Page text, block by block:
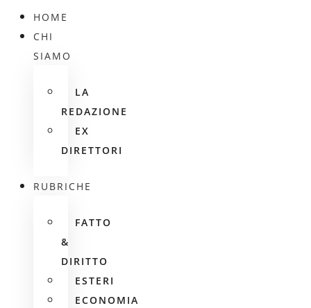
HOME
CHI
SIAMO
LA
REDAZIONE
EX
DIRETTORI
RUBRICHE
FATTO
&
DIRITTO
ESTERI
ECONOMIA